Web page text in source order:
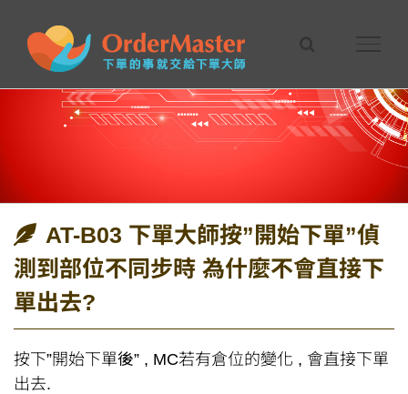
content
AT-B03 下單大師按”開始下單”偵
測到部位不同步時 為什麼不會直接下
單出去?
按下”開始下單後” , MC若有倉位的變化 , 會直接下單
出去.